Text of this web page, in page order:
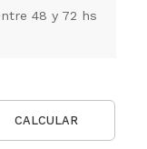
48 y 72 hs
CALCULAR